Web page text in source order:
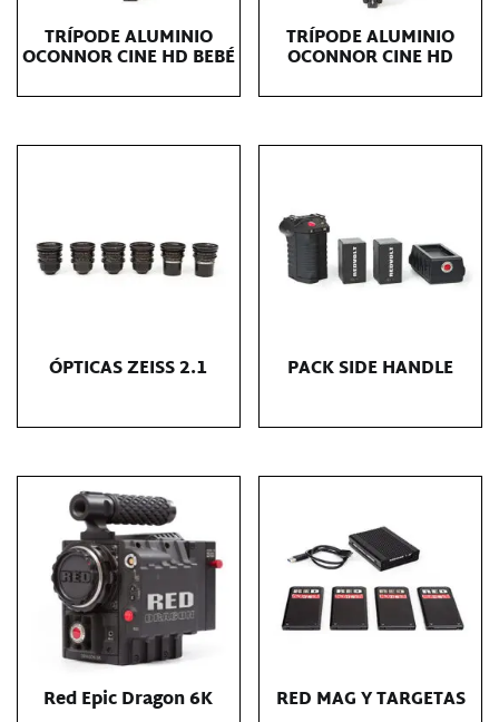
TRÍPODE ALUMINIO
OCONNOR CINE HD BEBÉ
TRÍPODE ALUMINIO
OCONNOR CINE HD
ÓPTICAS ZEISS 2.1 PACK SIDE HANDLE
Red Epic Dragon 6K RED MAG Y TARGETAS